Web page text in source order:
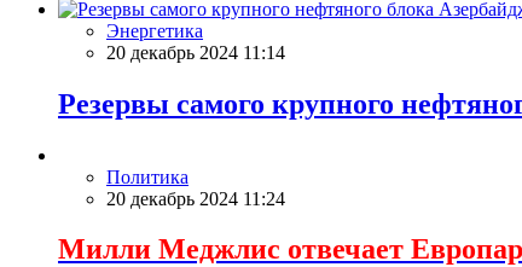
Энергетика
20 декабрь 2024 11:14
Резервы самого крупного
Политика
20 декабрь 2024 11:24
Милли Меджлис отвечает